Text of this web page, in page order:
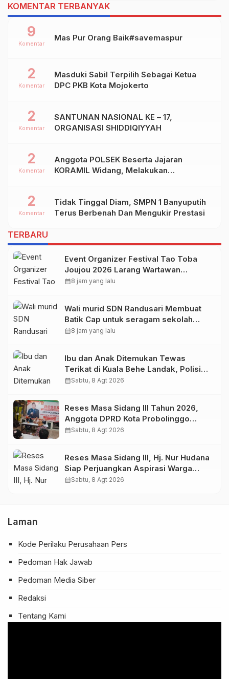
KOMENTAR TERBANYAK
Mas Pur Orang Baik#savemaspur
9
Komentar
Masduki Sabil Terpilih Sebagai Ketua
DPC PKB Kota Mojokerto
2
Komentar
SANTUNAN NASIONAL KE – 17,
ORGANISASI SHIDDIQIYYAH
2
Komentar
Anggota POLSEK Beserta Jajaran
KORAMIL Widang, Melakukan
Kab.TUBAN
2
Komentar
Tidak Tinggal Diam, SMPN 1 Banyuputih
Terus Berbenah Dan Mengukir Prestasi
2
Komentar
TERBARU
Event Organizer Festival Tao Toba
Joujou 2026 Larang Wartawan
Samosir Untuk Dokumentasi di
calendar_month8 jam yang lalu
Wali murid SDN Randusari Membuat
Batik Cap untuk seragam sekolah
Anak.
calendar_month8 jam yang lalu
Ibu dan Anak Ditemukan Tewas
Terikat di Kuala Behe Landak, Polisi
Selidiki Kasusnya
calendar_monthSabtu, 8 Agt 2026
Reses Masa Sidang III Tahun 2026,
Anggota DPRD Kota Probolinggo
Fraksi Partai Gerindra Heri Poniman
calendar_monthSabtu, 8 Agt 2026
Reses Masa Sidang III, Hj. Nur Hudana
Siap Perjuangkan Aspirasi Warga
Kedopok di APBD
calendar_monthSabtu, 8 Agt 2026
Laman
Kode Perilaku Perusahaan Pers
Pedoman Hak Jawab
Pedoman Media Siber
Redaksi
Tentang Kami